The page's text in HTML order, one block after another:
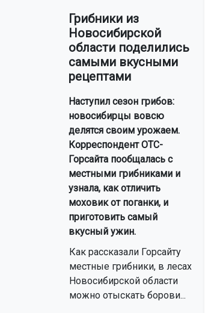
Грибники из
Новосибирской
области поделились
самыми вкусными
рецептами
Наступил сезон грибов:
новосибирцы вовсю
делятся своим урожаем.
Корреспондент ОТС-
Горсайта пообщалась с
местными грибниками и
узнала, как отличить
моховик от поганки, и
приготовить самый
вкусный ужин.
Как рассказали Горсайту
местные грибники, в лесах
Новосибирской области
можно отыскать борови...